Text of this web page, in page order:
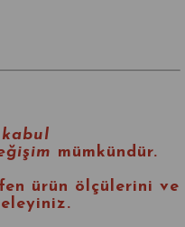
mümkündür.
ürün ölçülerini ve